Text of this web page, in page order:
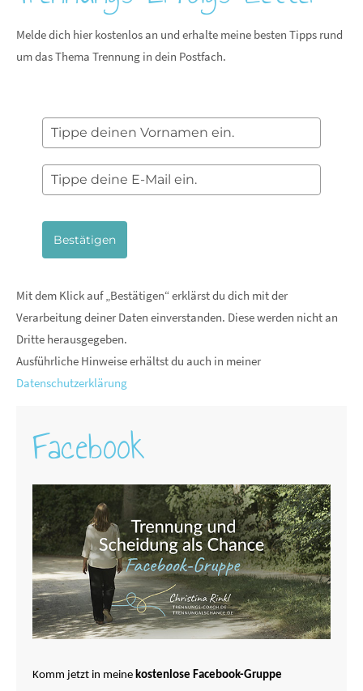
Melde dich hier kostenlos an und erhalte meine besten Tipps rund
um das Thema Trennung in dein Postfach.
Bestätigen
Mit dem Klick auf „Bestätigen“ erklärst du dich mit der
Verarbeitung deiner Daten einverstanden. Diese werden nicht an
Dritte herausgegeben.
Ausführliche Hinweise erhältst du auch in meiner
Datenschutzerklärung
Facebook
Komm jetzt in meine kostenlose Facebook-Gruppe